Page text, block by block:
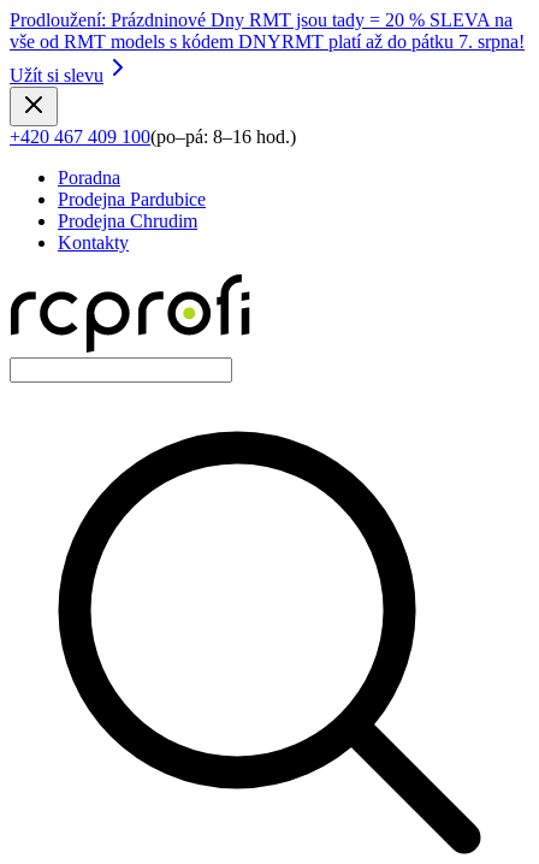
Prodloužení: Prázdninové Dny RMT jsou tady = 20 % SLEVA na
vše od RMT models s kódem DNYRMT platí až do pátku 7. srpna!
Užít si slevu
+420 467 409 100(po–pá: 8–16 hod.)
Poradna
Prodejna Pardubice
Prodejna Chrudim
Kontakty